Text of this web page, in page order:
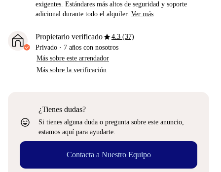
exigentes. Estándares más altos de seguridad y soporte
adicional durante todo el alquiler. Ver más
Propietario verificadostar4.3 (37)
Privado · 7 años con nosotros
Más sobre este arrendador
Más sobre la verificación
sentiment_very_satisfied
¿Tienes dudas?
Si tienes alguna duda o pregunta sobre este anuncio,
estamos aquí para ayudarte.
Contacta a Nuestro Equipo